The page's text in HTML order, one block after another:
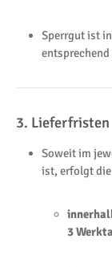
Sperrgut ist
3. Lieferfristen
Soweit im
ist, erfolgt
3